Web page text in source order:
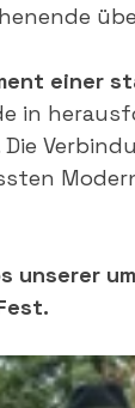
einer
in
unserer